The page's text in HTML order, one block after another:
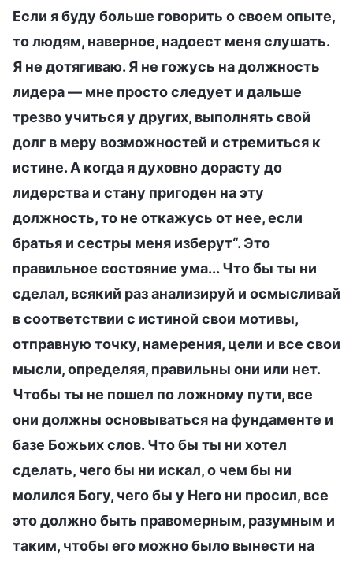
Если я буду больше говорить о своем опыте,
то людям, наверное, надоест меня слушать.
Я не дотягиваю. Я не гожусь на должность
лидера — мне просто следует и дальше
трезво учиться у других, выполнять свой
долг в меру возможностей и стремиться к
истине. А когда я духовно дорасту до
лидерства и стану пригоден на эту
должность, то не откажусь от нее, если
братья и сестры меня изберут“. Это
правильное состояние ума... Что бы ты ни
сделал, всякий раз анализируй и осмысливай
в соответствии с истиной свои мотивы,
отправную точку, намерения, цели и все свои
мысли, определяя, правильны они или нет.
Чтобы ты не пошел по ложному пути, все
они должны основываться на фундаменте и
базе Божьих слов. Что бы ты ни хотел
сделать, чего бы ни искал, о чем бы ни
молился Богу, чего бы у Него ни просил, все
это должно быть правомерным, разумным и
таким, чтобы его можно было вынести на